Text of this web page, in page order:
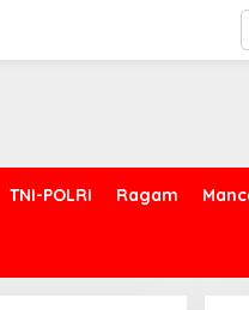
TNI-POLRI Ragam